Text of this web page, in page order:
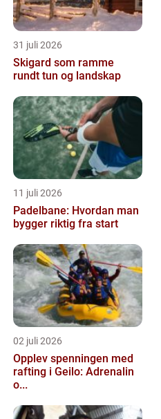
31 juli 2026
Skigard som ramme
rundt tun og landskap
11 juli 2026
Padelbane: Hvordan man
bygger riktig fra start
02 juli 2026
Opplev spenningen med
rafting i Geilo: Adrenalin
o...